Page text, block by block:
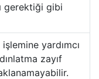
gerektiği gibi
yardımcı
zayıf